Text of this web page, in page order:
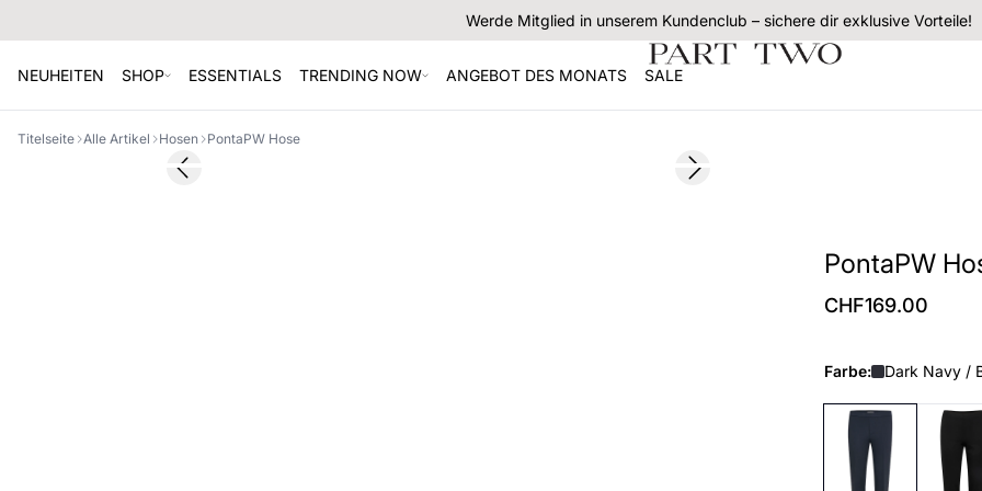
Werde Mitglied in unserem Kundenclub – sichere dir exklusive Vorteile!
NEUHEITEN SHOP ESSENTIALS TRENDING NOW ANGEBOT DES MONATS SALE
Titelseite Alle Artikel Hosen PontaPW Hose
Previous slide Next slide
PontaPW
CHF169.00
Farbe: Dark Navy /